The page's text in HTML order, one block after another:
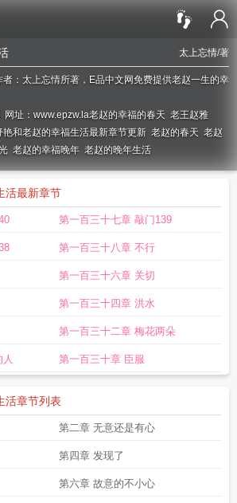
太上忘情/著
：太上忘情所著，E品中文网免费提供老赵一生的幸
网址：www.epzw.la老赵的幸福的春天 老王赵雅
艳和老赵的幸福生活最新章节更新 老赵的春天 老赵
老赵的幸福晚年 老赵的晚年生活
活最新章节
第一百三十七章 敲门139
第一百三十八章 不行
第一百三十六章 关切
第一百三十四章 洪水
第一百三十二章 梅花两朵
第一百三十章 臣服
活章节列表
第二章 无意还是有心
第四章 发现了
第六章 故意的不小心